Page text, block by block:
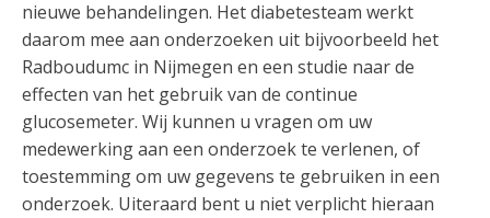
nieuwe behandelingen. Het diabetesteam werkt
daarom mee aan onderzoeken uit bijvoorbeeld het
Radboudumc in Nijmegen en een studie naar de
effecten van het gebruik van de continue
glucosemeter. Wij kunnen u vragen om uw
medewerking aan een onderzoek te verlenen, of
toestemming om uw gegevens te gebruiken in een
onderzoek. Uiteraard bent u niet verplicht hieraan